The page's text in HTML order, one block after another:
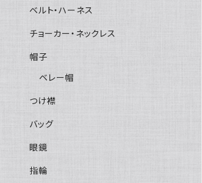
ベルト・ハーネス
チョーカー・ネックレス
帽子
ベレー帽
つけ襟
バッグ
眼鏡
指輪